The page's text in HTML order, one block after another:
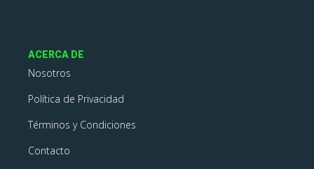
ACERCA DE
Nosotros
Política de Privacidad
Términos y Condiciones
Contacto